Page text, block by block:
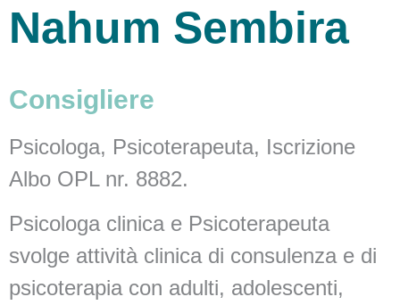
Nahum Sembira
Consigliere
Psicologa, Psicoterapeuta, Iscrizione
Albo OPL nr. 8882.
Psicologa clinica e Psicoterapeuta
svolge attività clinica di consulenza e di
psicoterapia con adulti, adolescenti,